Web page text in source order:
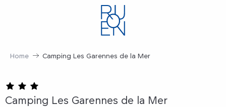
Home Camping Les Garennes de la Mer
Camping Les Garennes de la Mer